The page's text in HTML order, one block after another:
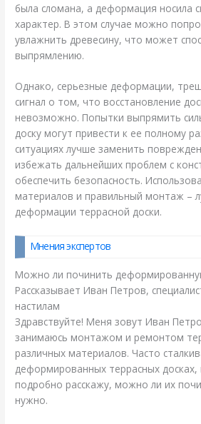
была сломана, а деформация носила
характер. В этом случае можно
увлажнить древесину, что может
выпрямлению.
Однако, серьезные деформации,
сигнал о том, что восстановление
невозможно. Попытки выпрямить
доску могут привести к ее полному
ситуациях лучше заменить
избежать дальнейших проблем с
обеспечить безопасность.
материалов и правильный монтаж –
деформации террасной доски.
Мнения экспертов
Можно ли починить
Рассказывает Иван Петров,
настилам
Здравствуйте! Меня зовут Иван
занимаюсь монтажом и ремонтом
различных материалов. Часто
деформированных террасных досках,
подробно расскажу, можно ли их
нужно.